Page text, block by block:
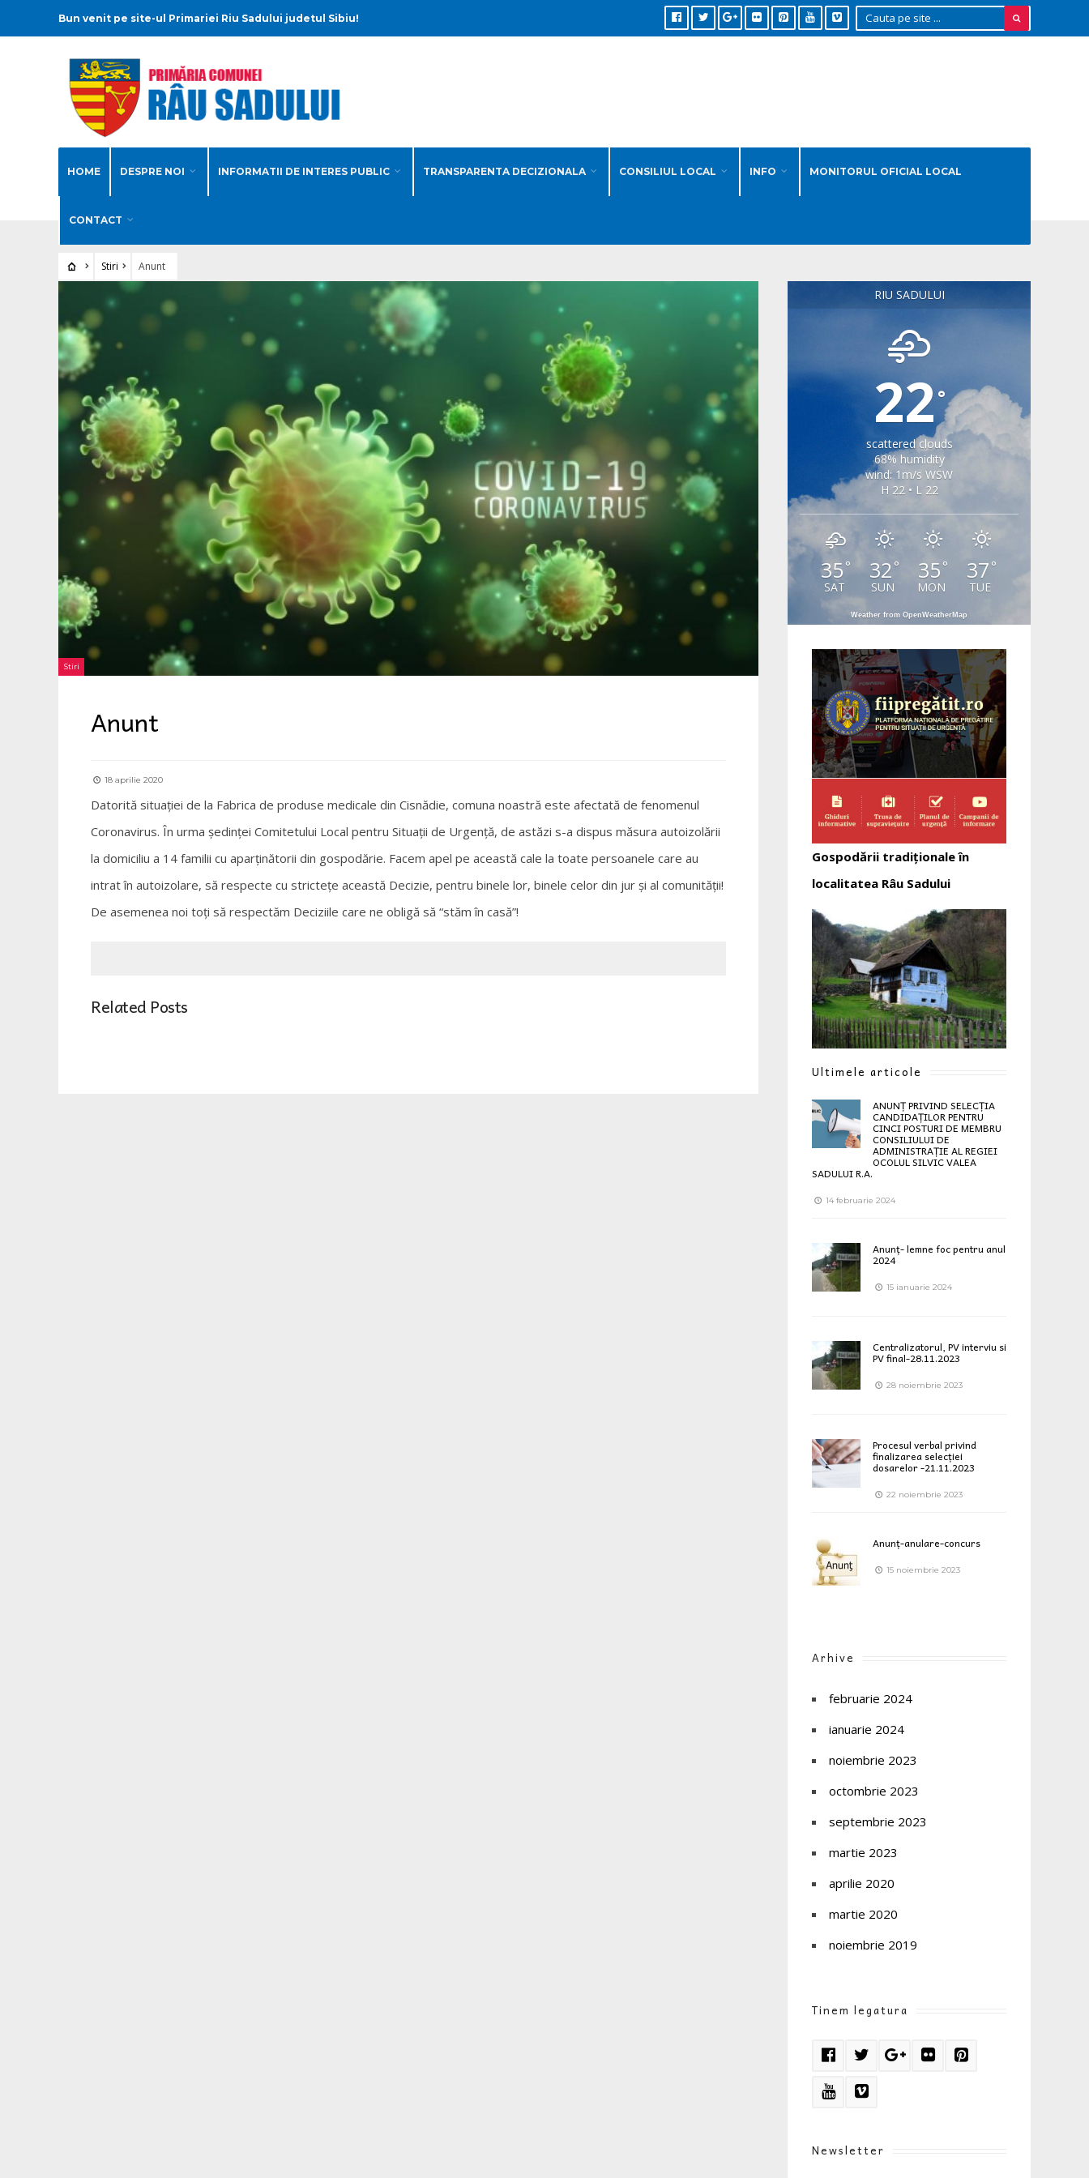
Bun venit pe site-ul Primariei Riu Sadului judetul Sibiu!
HOME DESPRE NOI INFORMATII DE INTERES PUBLIC TRANSPARENTA DECIZIONALA CONSILIUL LOCAL INFO MONITORUL OFICIAL LOCAL
CONTACT
Stiri Anunt
Stiri
Anunt
18 aprilie 2020
Datorită situației de la Fabrica de produse medicale din Cisnădie, comuna noastră este afectată de fenomenul
Coronavirus. În urma ședinței Comitetului Local pentru Situații de Urgență, de astăzi s-a dispus măsura autoizolării
la domiciliu a 14 familii cu aparținătorii din gospodărie. Facem apel pe această cale la toate persoanele care au
intrat în autoizolare, să respecte cu strictețe această Decizie, pentru binele lor, binele celor din jur și al comunității!
De asemenea noi toți să respectăm Deciziile care ne obligă să “stăm în casă”!
Related Posts
RIU SADULUI
22°
scattered clouds
68% humidity
wind: 1m/s WSW
H 22 • L 22
35 °
SAT
32 °
SUN
35 °
MON
37 °
TUE
Weather from OpenWeatherMap
Gospodării tradiționale în
localitatea Râu Sadului
Ultimele articole
ANUNȚ PRIVIND SELECȚIA
CANDIDAȚILOR PENTRU
CINCI POSTURI DE MEMBRU
CONSILIULUI DE
ADMINISTRAȚIE AL REGIEI
OCOLUL SILVIC VALEA
SADULUI R.A.
14 februarie 2024
Anunț- lemne foc pentru anul
2024
15 ianuarie 2024
Centralizatorul, PV interviu si
PV final-28.11.2023
28 noiembrie 2023
Procesul verbal privind
finalizarea selecției
dosarelor -21.11.2023
22 noiembrie 2023
Anunț-anulare-concurs
15 noiembrie 2023
Arhive
februarie 2024
ianuarie 2024
noiembrie 2023
octombrie 2023
septembrie 2023
martie 2023
aprilie 2020
martie 2020
noiembrie 2019
Tinem legatura
Newsletter